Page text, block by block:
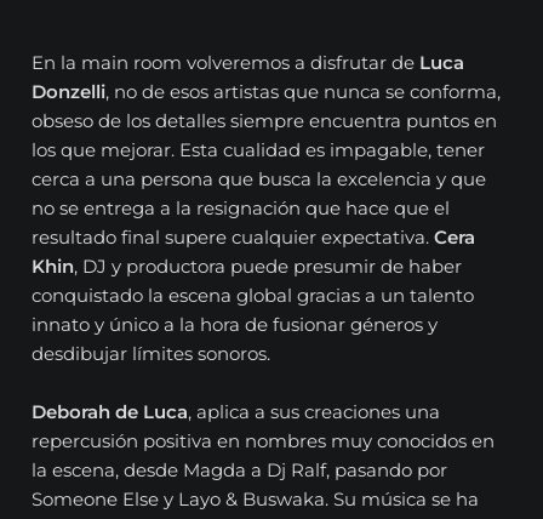
En la main room volveremos a disfrutar de Luca
Donzelli, no de esos artistas que nunca se conforma,
obseso de los detalles siempre encuentra puntos en
los que mejorar. Esta cualidad es impagable, tener
cerca a una persona que busca la excelencia y que
no se entrega a la resignación que hace que el
resultado final supere cualquier expectativa.Cera
Khin, DJ y productora puede presumir de haber
conquistado la escena global gracias a un talento
innato y único a la hora de fusionar géneros y
desdibujar límites sonoros.
Deborah de Luca, aplica a sus creaciones una
repercusión positiva en nombres muy conocidos en
la escena, desde Magda a Dj Ralf, pasando por
Someone Else y Layo & Buswaka. Su música se ha